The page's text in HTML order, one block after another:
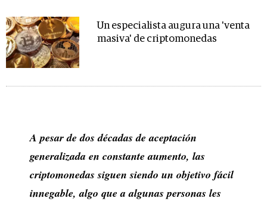
Un especialista augura una 'venta
masiva' de criptomonedas
A pesar de dos décadas de aceptación
generalizada en constante aumento, las
criptomonedas siguen siendo un objetivo fácil
innegable, algo que a algunas personas les